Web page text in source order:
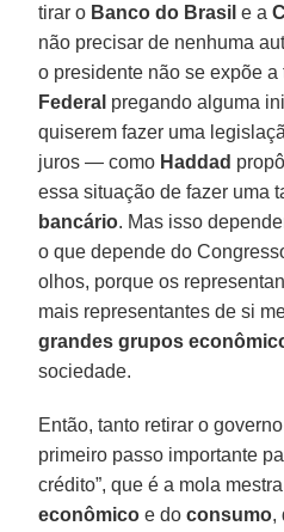
tirar o Banco do Brasil e a
não precisar de nenhuma
o presidente não se expõe
Federal pregando alguma
quiserem fazer uma
juros — como Haddad
essa situação de fazer uma
bancário. Mas isso
o que depende do
olhos, porque os
mais representantes de si
grandes grupos
sociedade.
Então, tanto retirar o
primeiro passo importante
crédito”, que é a mola
econômico e doconsumo,